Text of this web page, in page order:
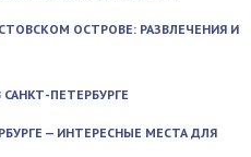
ОСТРОВЕ: РАЗВЛЕЧЕНИЯ И
ПЕТЕРБУРГЕ
— ИНТЕРЕСНЫЕ МЕСТА ДЛЯ